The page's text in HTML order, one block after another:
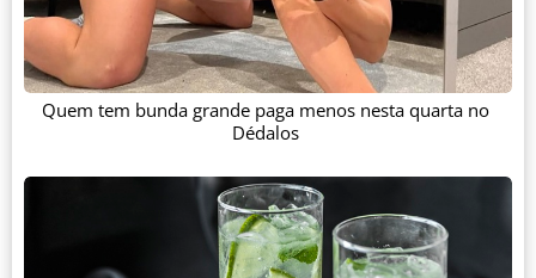
Quem tem bunda grande paga menos nesta quarta no
Dédalos